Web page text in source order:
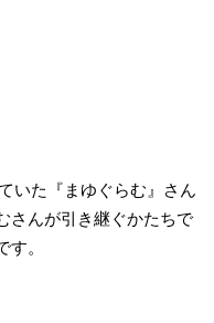
いた『まゆぐらむ』さん
さんが引き継ぐかたちで
。